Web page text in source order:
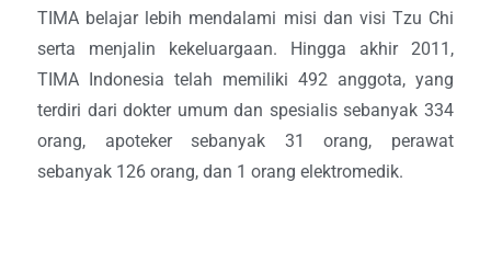
TIMA belajar lebih mendalami misi dan visi Tzu Chi
serta menjalin kekeluargaan. Hingga akhir 2011,
TIMA Indonesia telah memiliki 492 anggota, yang
terdiri dari dokter umum dan spesialis sebanyak 334
orang, apoteker sebanyak 31 orang, perawat
sebanyak 126 orang, dan 1 orang elektromedik.